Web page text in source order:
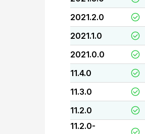
2021.2.0
2021.1.0
2021.0.0
11.4.0
11.3.0
11.2.0
11.2.0-